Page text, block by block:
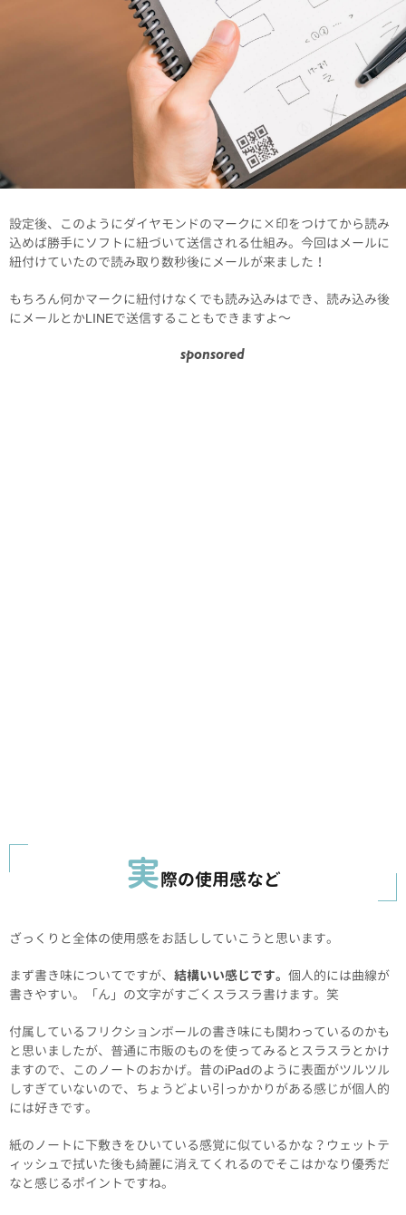
設定後、このようにダイヤモンドのマークに×印をつけてから読み
込めば勝手にソフトに紐づいて送信される仕組み。今回はメールに
紐付けていたので読み取り数秒後にメールが来ました！
もちろん何かマークに紐付けなくでも読み込みはでき、読み込み後
にメールとかLINEで送信することもできますよ～
sponsored
実際の使用感など
ざっくりと全体の使用感をお話ししていこうと思います。
まず書き味についてですが、 結構いい感じです。 個人的には曲線が
書きやすい。「ん」の文字がすごくスラスラ書けます。笑
付属しているフリクションボールの書き味にも関わっているのかも
と思いましたが、普通に市販のものを使ってみるとスラスラとかけ
ますので、このノートのおかげ。昔のiPadのように表面がツルツル
しすぎていないので、ちょうどよい引っかかりがある感じが個人的
には好きです。
紙のノートに下敷きをひいている感覚に似ているかな？ウェットテ
ィッシュで拭いた後も綺麗に消えてくれるのでそこはかなり優秀だ
なと感じるポイントですね。